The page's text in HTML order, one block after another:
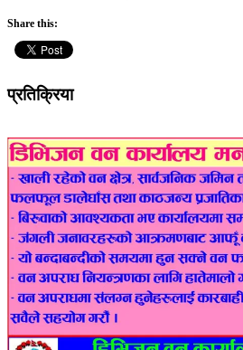
Share this:
प्रतिक्रिया